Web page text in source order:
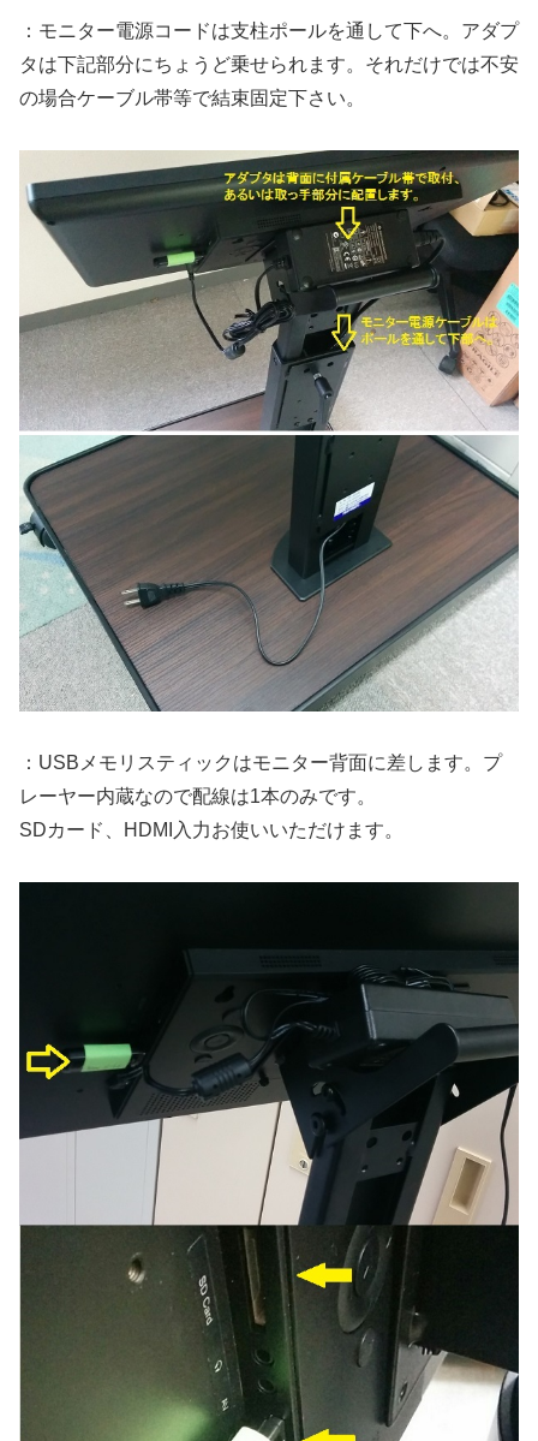
：モニター電源コードは支柱ポールを通して下へ。アダプ
タは下記部分にちょうど乗せられます。それだけでは不安
の場合ケーブル帯等で結束固定下さい。
：USBメモリスティックはモニター背面に差します。プ
レーヤー内蔵なので配線は1本のみです。
SDカード、HDMI入力お使いいただけます。